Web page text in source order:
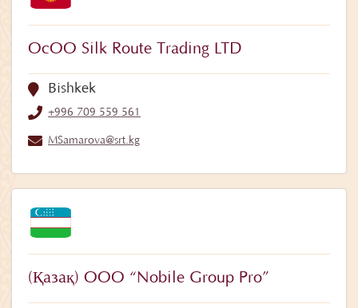
ОсОО Silk Route Trading LTD
Bishkek
+996 709 559 561
MSamarova@srt.kg
(Қазақ) ООО “Nobile Group Pro”